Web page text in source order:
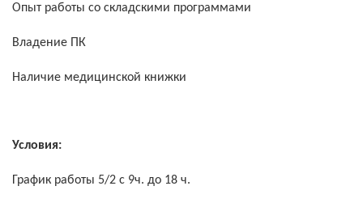
Опыт работы со складскими программами
Владение ПК
Наличие медицинской книжки
Условия:
График работы 5/2 с 9ч. до 18 ч.